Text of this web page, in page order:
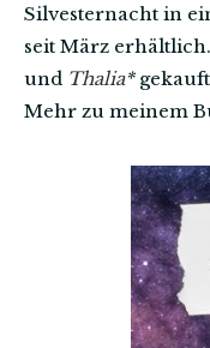
Silvesternacht in
seit März
und Thalia*
Mehr zu meinem